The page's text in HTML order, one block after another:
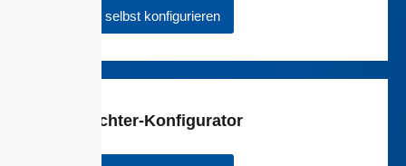
Jetzt selbst konfigurieren
Fasstrichter-Konfigurator